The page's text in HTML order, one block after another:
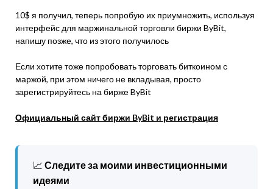
10$ я получил, теперь попробую их приумножить, используя
интерфейс для маржинальной торговли биржи ByBit,
напишу позже, что из этого получилось
Если хотите тоже попробовать торговать биткоином с
маржой, при этом ничего не вкладывая, просто
зарегистрируйтесь на бирже ByBit
Официальный сайт биржи ByBit и регистрация
📈 Следите за моими инвестиционными
идеями